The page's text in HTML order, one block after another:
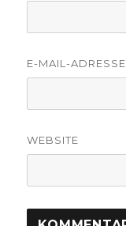
E-MAIL-ADRESSE
WEBSITE